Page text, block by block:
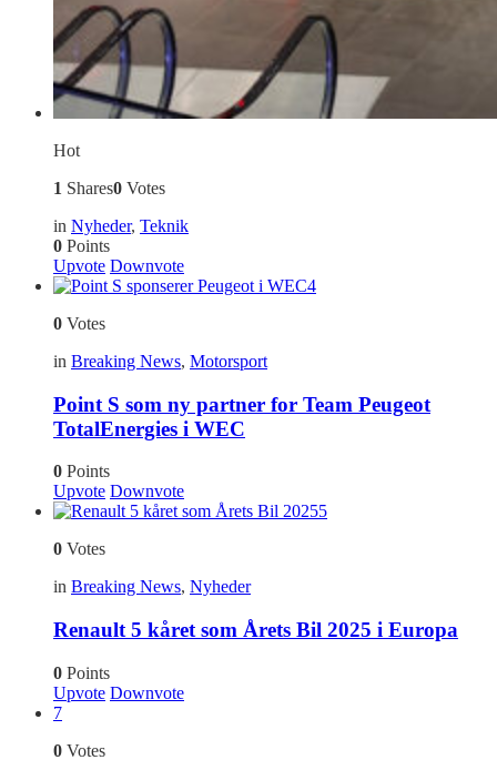
Hot
1 Shares0 Votes
in Nyheder, Teknik
0 Points
Upvote Downvote
4
0 Votes
in Breaking News, Motorsport
Point S som ny partner for Team Peugeot
TotalEnergies i WEC
0 Points
Upvote Downvote
5
0 Votes
in Breaking News, Nyheder
Renault 5 kåret som Årets Bil 2025 i Europa
0 Points
Upvote Downvote
7
0 Votes